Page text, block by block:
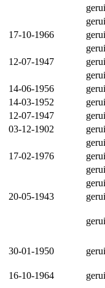
17-10-1966
12-07-1947
14-06-1956
14-03-1952
12-07-1947
03-12-1902
17-02-1976
20-05-1943
30-01-1950
16-10-1964